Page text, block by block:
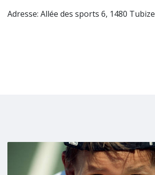
Adresse: Allée des sports 6, 1480 Tubize